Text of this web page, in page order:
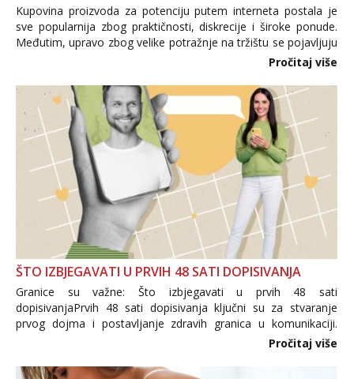
Kupovina proizvoda za potenciju putem interneta postala je
sve popularnija zbog praktičnosti, diskrecije i široke ponude.
Međutim, upravo zbog velike potražnje na tržištu se pojavljuju
i brojni krivotvoreni proizvodi, nepouzdane internetske
Pročitaj više
ŠTO IZBJEGAVATI U PRVIH 48 SATI DOPISIVANJA
Granice su važne: Što izbjegavati u prvih 48 sati
dopisivanjaPrvih 48 sati dopisivanja ključni su za stvaranje
prvog dojma i postavljanje zdravih granica u komunikaciji.
Važno je izbjeći prebrzo otkrivanje osobnih ili intimnih
informacija, jer nepoznata osoba još nije zaslužila to
povjerenje. Takođe...
Pročitaj više